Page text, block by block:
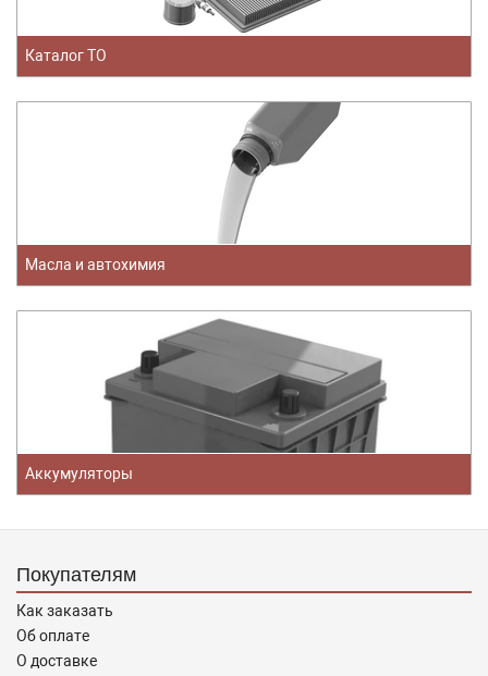
Каталог ТО
Масла и автохимия
Аккумуляторы
Покупателям
Как заказать
Об оплате
О доставке